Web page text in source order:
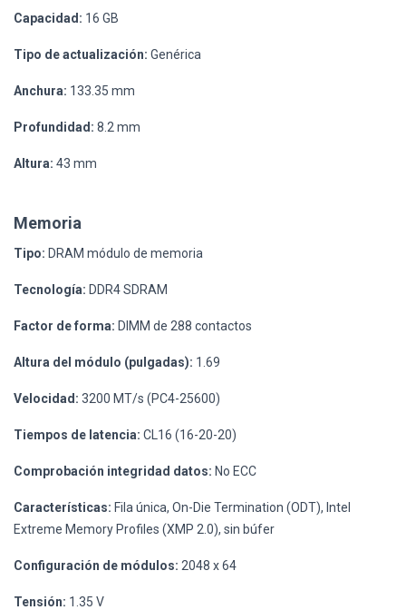
Capacidad: 16 GB
Tipo de actualización: Genérica
Anchura: 133.35 mm
Profundidad: 8.2 mm
Altura: 43 mm
Memoria
Tipo: DRAM módulo de memoria
Tecnología: DDR4 SDRAM
Factor de forma: DIMM de 288 contactos
Altura del módulo (pulgadas): 1.69
Velocidad: 3200 MT/s (PC4-25600)
Tiempos de latencia: CL16 (16-20-20)
Comprobación integridad datos: No ECC
Características: Fila única, On-Die Termination (ODT), Intel
Extreme Memory Profiles (XMP 2.0), sin búfer
Configuración de módulos: 2048 x 64
Tensión: 1.35 V